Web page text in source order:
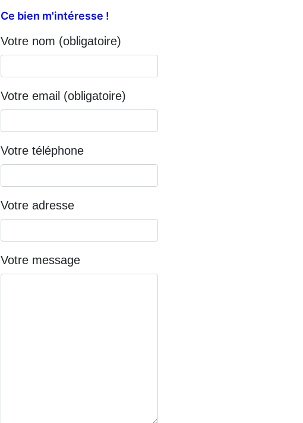
Ce bien m'intéresse !
Votre nom (obligatoire)
Votre email (obligatoire)
Votre téléphone
Votre adresse
Votre message